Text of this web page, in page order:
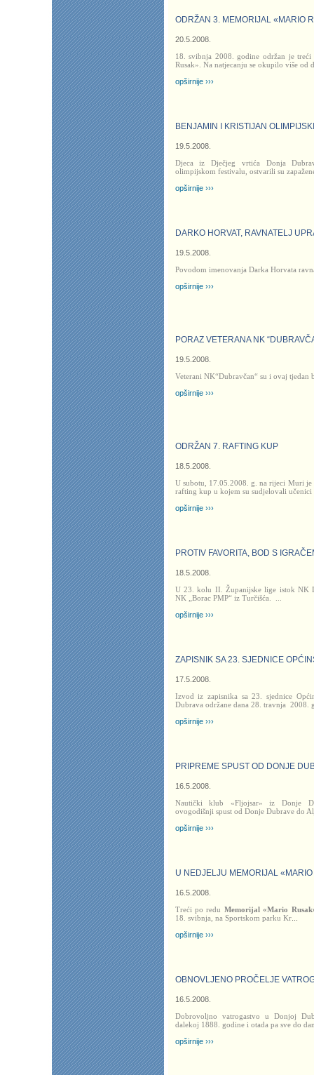
ODRŽAN 3. MEMORIJAL «MARIO
20.5.2008.
18. svibnja 2008. godine održan je
Rusak». Na natjecanju se okupilo više od
opširnije ›››
BENJAMIN I KRISTIJAN
19.5.2008.
Djeca iz Dječjeg vrtića Donja
olimpijskom festivalu, ostvarili su
opširnije ›››
DARKO HORVAT, RAVNATELJ
19.5.2008.
Povodom imenovanja Darka Horvata
opširnije ›››
PORAZ VETERANA NK
19.5.2008.
Veterani NK“Dubravčan“ su i ovaj tjedan
opširnije ›››
ODRŽAN 7. RAFTING KUP
18.5.2008.
U subotu, 17.05.2008. g. na rijeci Muri je
rafting kup u kojem su sudjelovali učenici
opširnije ›››
PROTIV FAVORITA, BOD S
18.5.2008.
U 23. kolu II. Županijske lige istok NK
NK „Borac PMP“ iz Turčišća.
opširnije ›››
ZAPISNIK SA 23. SJEDNICE
17.5.2008.
Izvod iz zapisnika sa 23. sjednice
Dubrava održane dana 28. travnja 2008.
opširnije ›››
PRIPREME SPUST OD DONJE
16.5.2008.
Nautički klub «Fljojsar» iz Donje
ovogodišnji spust od Donje Dubrave do
opširnije ›››
U NEDJELJU MEMORIJAL
16.5.2008.
Treći po redu Memorijal «Mario
18. svibnja, na Sportskom parku Kr...
opširnije ›››
OBNOVLJENO PROČELJE
16.5.2008.
Dobrovoljno vatrogastvo u Donjoj
dalekoj 1888. godine i otada pa sve do
opširnije ›››